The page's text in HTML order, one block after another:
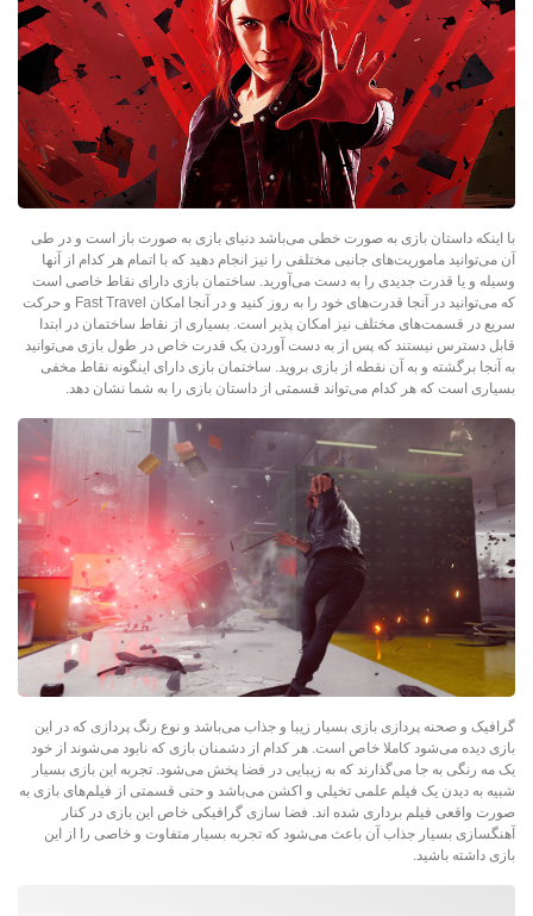
با اینکه داستان بازی به صورت خطی می‌باشد دنیای بازی به صورت باز است و در طی
آن می‌توانید ماموریت‌های جانبی مختلفی را نیز انجام دهید که با اتمام هر کدام از آنها
وسیله و یا قدرت جدیدی را به دست می‌‌آورید. ساختمان بازی دارای نقاط خاصی است
که می‌توانید در آنجا قدرت‌های خود را به روز کنید و در آنجا امکان Fast Travel و حرکت
سریع در قسمت‌های مختلف نیز امکان پذیر است. بسیاری از نقاط ساختمان در ابتدا
قابل دسترس نیستند که پس از به دست آوردن یک قدرت خاص در طول بازی می‌توانید
به آنجا برگشته و به آن نقطه از بازی بروید. ساختمان بازی دارای اینگونه نقاط مخفی
بسیاری است که هر کدام می‌تواند قسمتی از داستان بازی را به شما نشان دهد.
گرافیک و صحنه پردازی بازی بسیار زیبا و جذاب می‌باشد و نوع رنگ پردازی که در این
بازی دیده می‌شود کاملا خاص است. هر کدام از دشمنان بازی که نابود می‌شوند از خود
یک مه رنگی به جا می‌گذارند که به زیبایی در فضا پخش می‌شود. تجربه این بازی بسیار
شبیه به دیدن یک فیلم علمی تخیلی و اکشن می‌باشد و حتی قسمتی از فیلم‌های بازی به
صورت واقعی فیلم برداری شده اند. فضا سازی گرافیکی خاص این بازی در کنار
آهنگسازی بسیار جذاب آن باعث می‌شود که تجربه بسیار متفاوت و خاصی را از این
بازی داشته باشید.